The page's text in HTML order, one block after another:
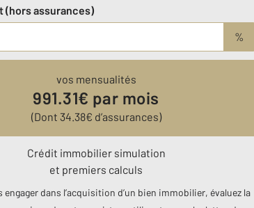
(hors assurances)
%
vos mensualités
991.31€ par mois
(Dont 34.38€ d’assurances)
Crédit immobilier simulation
et premiers calculs
engager dans l’acquisition d’un bien immobilier, évaluez la